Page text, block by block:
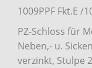
1009PPF Fkt.E /
PZ-Schloss für
Neben,- u.
verzinkt, Stulpe